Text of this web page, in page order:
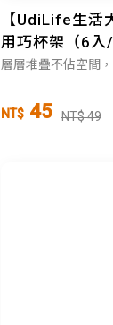
【UdiLife生活
用巧杯架（6入
層層堆疊不佔空間
NT$ 45 NT$ 49